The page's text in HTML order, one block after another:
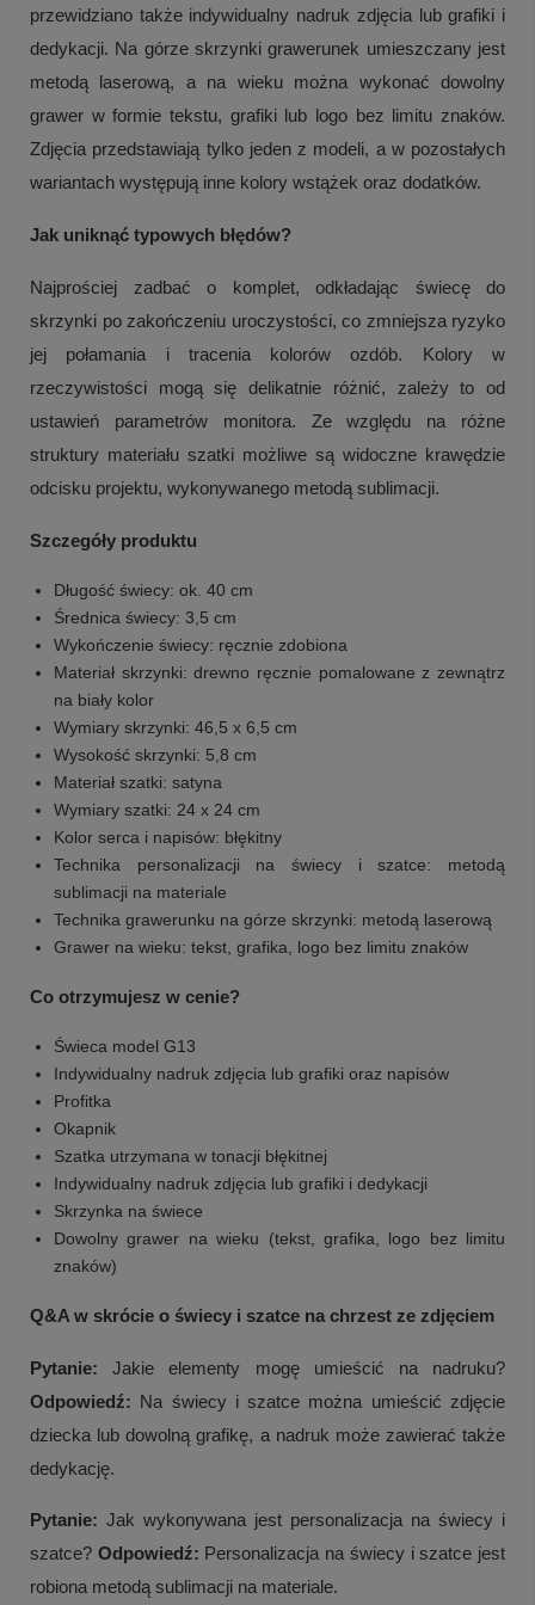
przewidziano także indywidualny nadruk zdjęcia lub grafiki i
dedykacji. Na górze skrzynki grawerunek umieszczany jest
metodą laserową, a na wieku można wykonać dowolny
grawer w formie tekstu, grafiki lub logo bez limitu znaków.
Zdjęcia przedstawiają tylko jeden z modeli, a w pozostałych
wariantach występują inne kolory wstążek oraz dodatków.
Jak uniknąć typowych błędów?
Najprościej zadbać o komplet, odkładając świecę do
skrzynki po zakończeniu uroczystości, co zmniejsza ryzyko
jej połamania i tracenia kolorów ozdób. Kolory w
rzeczywistości mogą się delikatnie różnić, zależy to od
ustawień parametrów monitora. Ze względu na różne
struktury materiału szatki możliwe są widoczne krawędzie
odcisku projektu, wykonywanego metodą sublimacji.
Szczegóły produktu
Długość świecy: ok. 40 cm
Średnica świecy: 3,5 cm
Wykończenie świecy: ręcznie zdobiona
Materiał skrzynki: drewno ręcznie pomalowane z zewnątrz
na biały kolor
Wymiary skrzynki: 46,5 x 6,5 cm
Wysokość skrzynki: 5,8 cm
Materiał szatki: satyna
Wymiary szatki: 24 x 24 cm
Kolor serca i napisów: błękitny
Technika personalizacji na świecy i szatce: metodą
sublimacji na materiale
Technika grawerunku na górze skrzynki: metodą laserową
Grawer na wieku: tekst, grafika, logo bez limitu znaków
Co otrzymujesz w cenie?
Świeca model G13
Indywidualny nadruk zdjęcia lub grafiki oraz napisów
Profitka
Okapnik
Szatka utrzymana w tonacji błękitnej
Indywidualny nadruk zdjęcia lub grafiki i dedykacji
Skrzynka na świece
Dowolny grawer na wieku (tekst, grafika, logo bez limitu
znaków)
Q&A w skrócie o świecy i szatce na chrzest ze zdjęciem
Pytanie: Jakie elementy mogę umieścić na nadruku?
Odpowiedź: Na świecy i szatce można umieścić zdjęcie
dziecka lub dowolną grafikę, a nadruk może zawierać także
dedykację.
Pytanie: Jak wykonywana jest personalizacja na świecy i
szatce? Odpowiedź: Personalizacja na świecy i szatce jest
robiona metodą sublimacji na materiale.